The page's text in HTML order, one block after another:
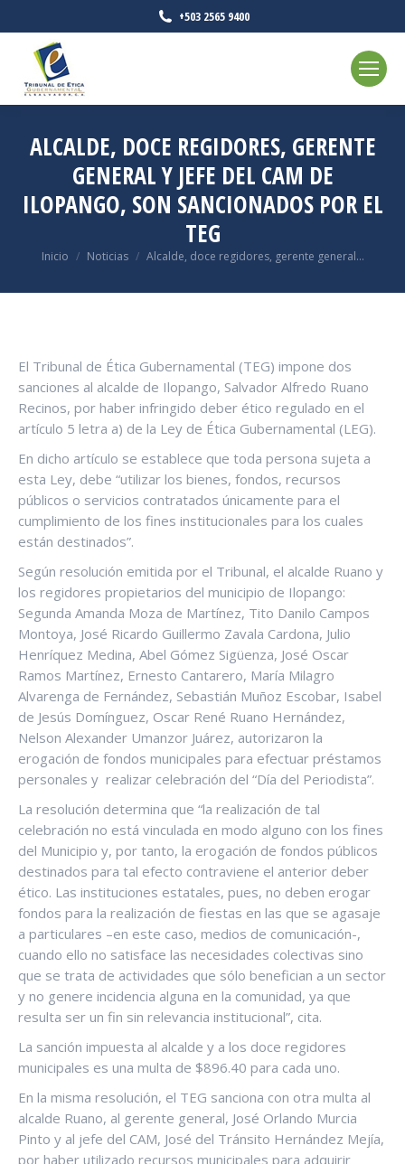
+503 2565 9400
ALCALDE, DOCE REGIDORES, GERENTE
GENERAL Y JEFE DEL CAM DE
ILOPANGO, SON SANCIONADOS POR EL
TEG
Estás aquí:
Inicio Noticias Alcalde, doce regidores, gerente general…
El Tribunal de Ética Gubernamental (TEG) impone dos
sanciones al alcalde de Ilopango, Salvador Alfredo Ruano
Recinos, por haber infringido deber ético regulado en el
artículo 5 letra a) de la Ley de Ética Gubernamental (LEG).
En dicho artículo se establece que toda persona sujeta a
esta Ley, debe “utilizar los bienes, fondos, recursos
públicos o servicios contratados únicamente para el
cumplimiento de los fines institucionales para los cuales
están destinados”.
Según resolución emitida por el Tribunal, el alcalde Ruano y
los regidores propietarios del municipio de Ilopango:
Segunda Amanda Moza de Martínez, Tito Danilo Campos
Montoya, José Ricardo Guillermo Zavala Cardona, Julio
Henríquez Medina, Abel Gómez Sigüenza, José Oscar
Ramos Martínez, Ernesto Cantarero, María Milagro
Alvarenga de Fernández, Sebastián Muñoz Escobar, Isabel
de Jesús Domínguez, Oscar René Ruano Hernández,
Nelson Alexander Umanzor Juárez, autorizaron la
erogación de fondos municipales para efectuar préstamos
personales y realizar celebración del “Día del Periodista”.
La resolución determina que “la realización de tal
celebración no está vinculada en modo alguno con los fines
del Municipio y, por tanto, la erogación de fondos públicos
destinados para tal efecto contraviene el anterior deber
ético. Las instituciones estatales, pues, no deben erogar
fondos para la realización de fiestas en las que se agasaje
a particulares –en este caso, medios de comunicación-,
cuando ello no satisface las necesidades colectivas sino
que se trata de actividades que sólo benefician a un sector
y no genere incidencia alguna en la comunidad, ya que
resulta ser un fin sin relevancia institucional”, cita.
La sanción impuesta al alcalde y a los doce regidores
municipales es una multa de $896.40 para cada uno.
En la misma resolución, el TEG sanciona con otra multa al
alcalde Ruano, al gerente general, José Orlando Murcia
Pinto y al jefe del CAM, José del Tránsito Hernández Mejía,
por haber utilizado recursos municipales para adquirir